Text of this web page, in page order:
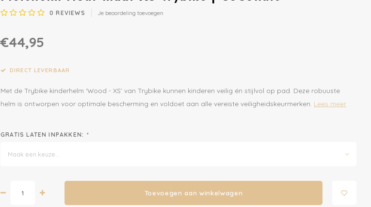
0 REVIEWS Je beoordeling toevoegen
€44,95
DIRECT LEVERBAAR
Met de Trybike kinderhelm ‘Wood - XS’ van Trybike kunnen kinderen veilig én stijlvol op pad. Deze robuuste
helm is ontworpen voor optimale bescherming en voldoet aan alle vereiste veiligheidskeurmerken. Lees meer
GRATIS LATEN INPAKKEN: *
Maak een keuze...
Toevoegen aan winkelwagen